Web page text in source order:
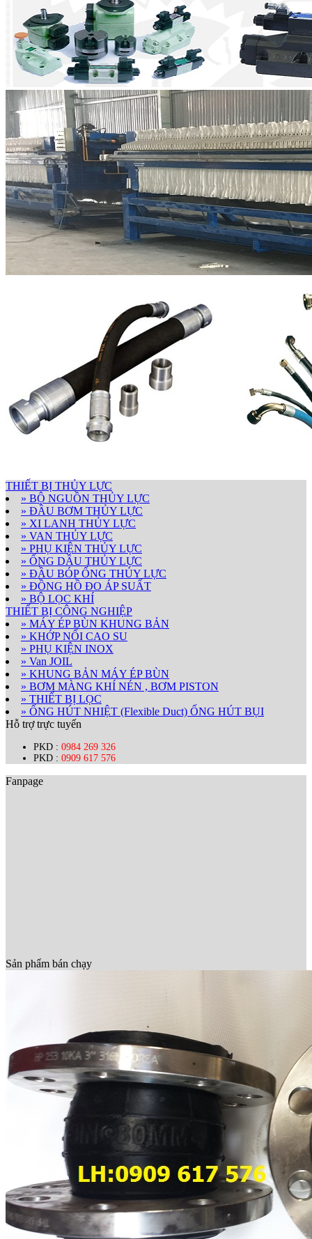
THIẾT BỊ THỦY LỰC
» BỘ NGUỒN THỦY LỰC
» ĐẦU BƠM THỦY LỰC
» XI LANH THỦY LỰC
» VAN THỦY LỰC
» PHỤ KIỆN THỦY LỰC
» ỐNG DẦU THỦY LỰC
» ĐẦU BÓP ỐNG THỦY LỰC
» ĐỒNG HỒ ĐO ÁP SUẤT
» BỘ LỌC KHÍ
THIẾT BỊ CÔNG NGHIỆP
» MÁY ÉP BÙN KHUNG BẢN
» KHỚP NỐI CAO SU
» PHỤ KIỆN INOX
» Van JOIL
» KHUNG BẢN MÁY ÉP BÙN
» BƠM MÀNG KHÍ NÉN , BƠM PISTON
» THIẾT BỊ LỌC
» ỐNG HÚT NHIỆT (Flexible Duct) ỐNG HÚT BỤI
Hỗ trợ trực tuyến
PKD : 0984 269 326
PKD : 0909 617 576
Fanpage
Sản phẩm bán chạy